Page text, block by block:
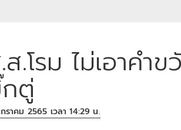
ส.โรม ไม่เอาค
ตู่
ราคม 2565 เวลา 14:29 น.